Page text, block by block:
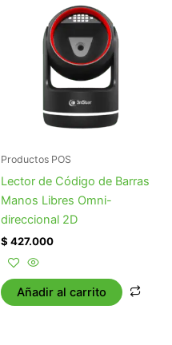
Productos POS
Lector de Código de Barras
Manos Libres Omni-
direccional 2D
$ 427.000
Añadir al carrito